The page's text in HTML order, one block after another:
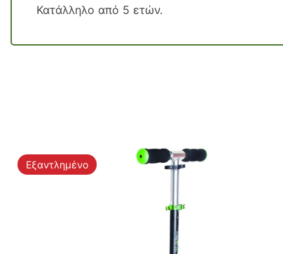
Κατάλληλο από 5 ετών.
Εξαντλημένο